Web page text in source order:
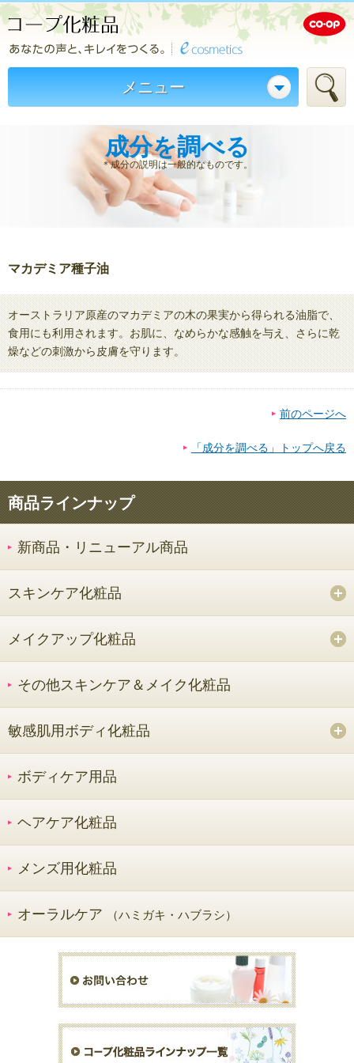
メニュー
成分を調べる
＊成分の説明は一般的なものです。
マカデミア種子油
オーストラリア原産のマカデミアの木の果実から得られる油脂で、
食用にも利用されます。お肌に、なめらかな感触を与え、さらに乾
燥などの刺激から皮膚を守ります。
前のページへ
「成分を調べる」トップへ戻る
商品ラインナップ
新商品・リニューアル商品
スキンケア化粧品
メイクアップ化粧品
その他スキンケア＆メイク化粧品
敏感肌用ボディ化粧品
ボディケア用品
ヘアケア化粧品
メンズ用化粧品
オーラルケア （ハミガキ・ハブラシ）